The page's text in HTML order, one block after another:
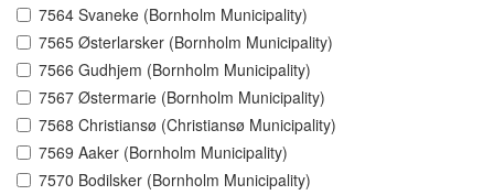
7564 Svaneke (Bornholm Municipality)
7565 Østerlarsker (Bornholm Municipality)
7566 Gudhjem (Bornholm Municipality)
7567 Østermarie (Bornholm Municipality)
7568 Christiansø (Christiansø Municipality)
7569 Aaker (Bornholm Municipality)
7570 Bodilsker (Bornholm Municipality)